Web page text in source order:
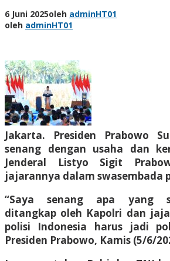
6 Juni 2025oleh adminHT01
oleh adminHT01
Jakarta. Presiden Prabowo
senang dengan usaha dan
Jenderal Listyo Sigit
jajarannya dalam swasembada
“Saya senang apa yang
ditangkap oleh Kapolri dan
polisi Indonesia harus jadi
Presiden Prabowo, Kamis (5/6/